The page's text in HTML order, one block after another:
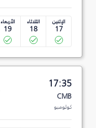
الإثنين
17
الثلاثاء
18
الأربعاء
19
17:35
CMB
كولومبو